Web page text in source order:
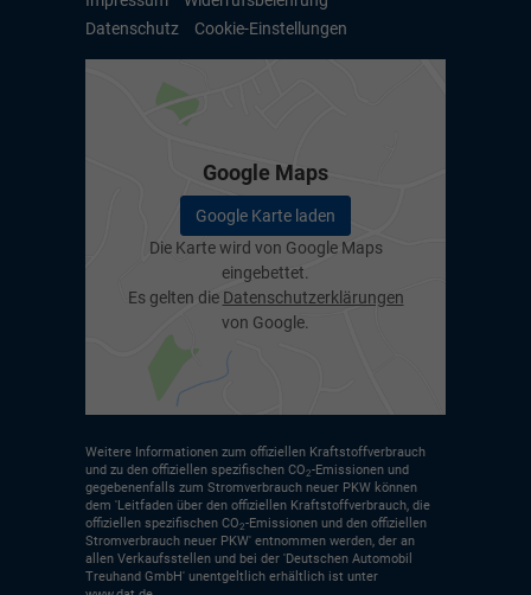
Datenschutz
Cookie-Einstellungen
Google Maps
Google Karte laden
Die Karte wird von Google Maps
eingebettet.
Es gelten die Datenschutzerklärungen
von Google.
Weitere Informationen zum offiziellen Kraftstoffverbrauch
und zu den offiziellen spezifischen CO2-Emissionen und
gegebenenfalls zum Stromverbrauch neuer PKW können
dem 'Leitfaden über den offiziellen Kraftstoffverbrauch, die
offiziellen spezifischen CO2-Emissionen und den offiziellen
Stromverbrauch neuer PKW' entnommen werden, der an
allen Verkaufsstellen und bei der 'Deutschen Automobil
Treuhand GmbH' unentgeltlich erhältlich ist unter